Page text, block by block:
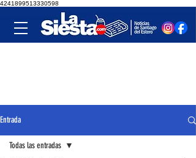
4241899513330598
Entrada
Todas las entradas